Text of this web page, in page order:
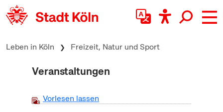
zum Inhalt springen
Leben in Köln Freizeit, Natur und Sport
Veranstaltungen
Vorlesen lassen